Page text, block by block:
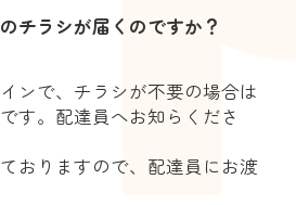
ラシが届くのですか？
ンで、チラシが不要の場合は
す。配達員へお知らくださ
おりますので、配達員にお渡